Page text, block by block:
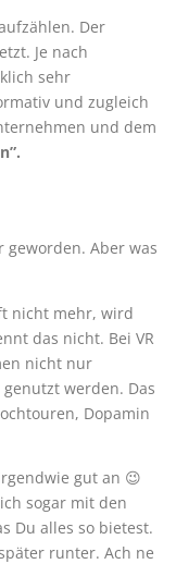
Der
Je nach
sehr
und zugleich
und dem
Aber was
nicht mehr, wird
das nicht. Bei VR
nicht nur
werden. Das
Dopamin
gut an 😉
sogar mit den
Du alles so bietest.
runter. Ach ne